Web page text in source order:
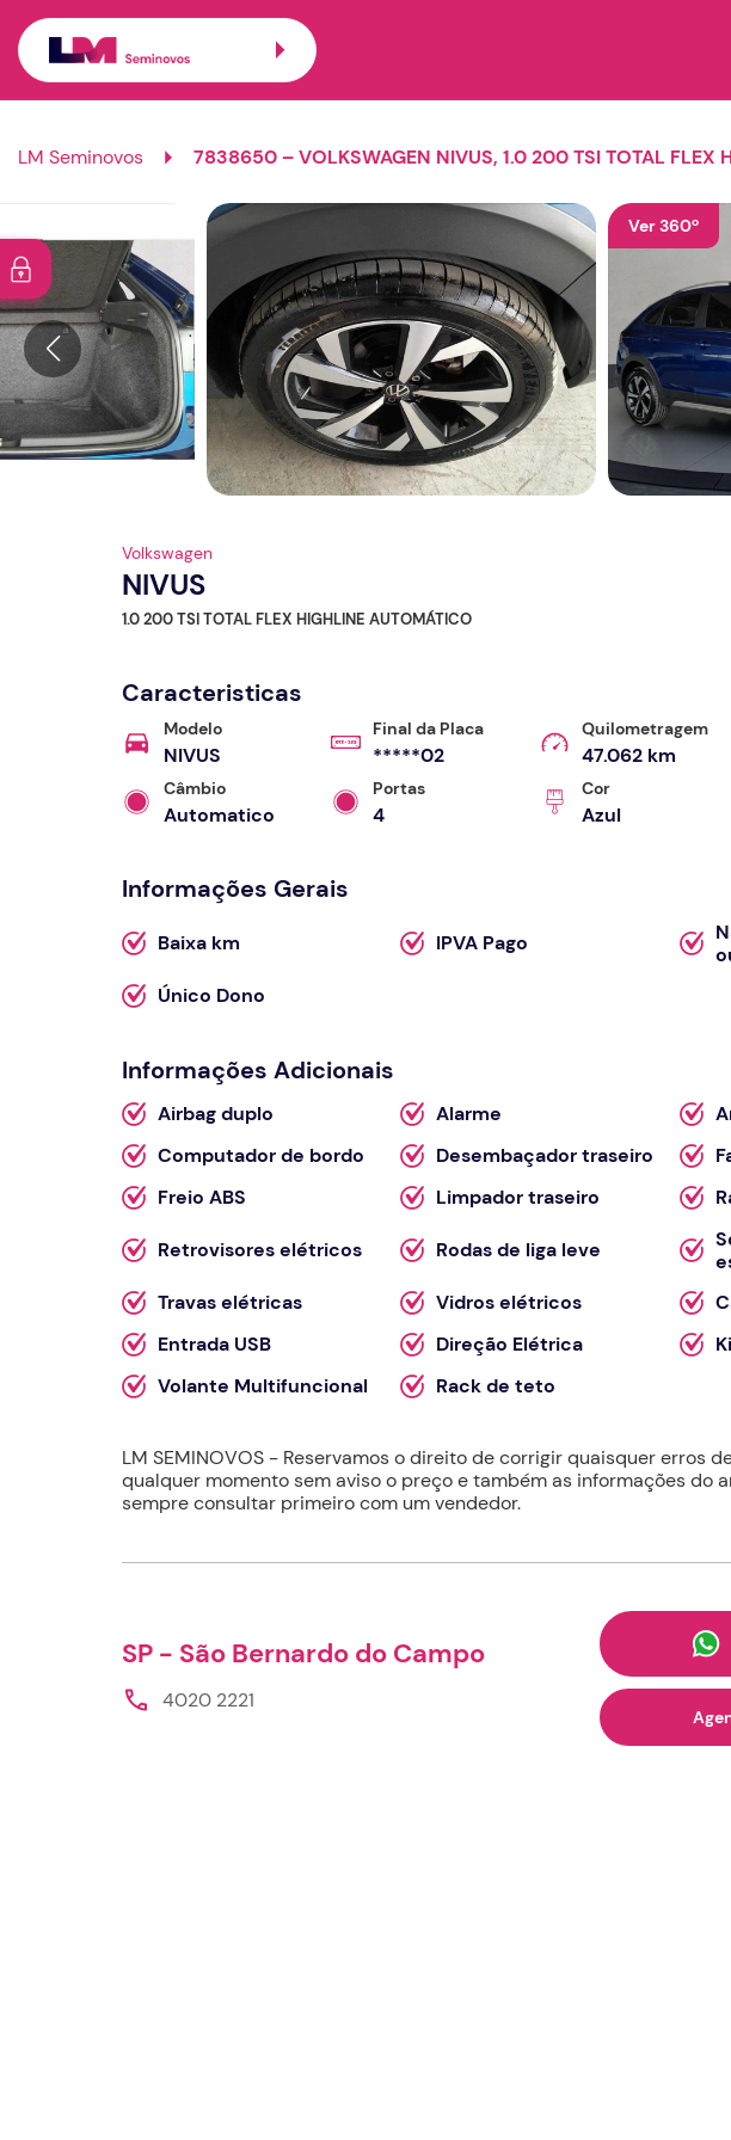
LM Seminovos 7838650 – VOLKSWAGEN NIVUS, 1.0 200 TSI TOTAL FLEX
Ver 360º
Volkswagen
NIVUS
1.0 200 TSI TOTAL FLEX HIGHLINE AUTOMÁTICO
Caracteristicas
Modelo
NIVUS
Final da Placa
*****02
Quilometragem
47.062 km
Câmbio
Automatico
Portas
4
Cor
Azul
Informações Gerais
Baixa km IPVA Pago
Único Dono
Informações Adicionais
Airbag duplo Alarme
Computador de bordo
Desembaçador traseiro
Freio ABS
Limpador traseiro
Retrovisores elétricos Rodas de liga leve
Travas elétricas
Vidros elétricos
Entrada USB
Direção Elétrica
Volante Multifuncional
Rack de teto
LM SEMINOVOS - Reservamos o direito de corrigir quaisquer erros
qualquer momento sem aviso o preço e também as informações do
sempre consultar primeiro com um vendedor.
SP - São Bernardo do Campo
4020 2221